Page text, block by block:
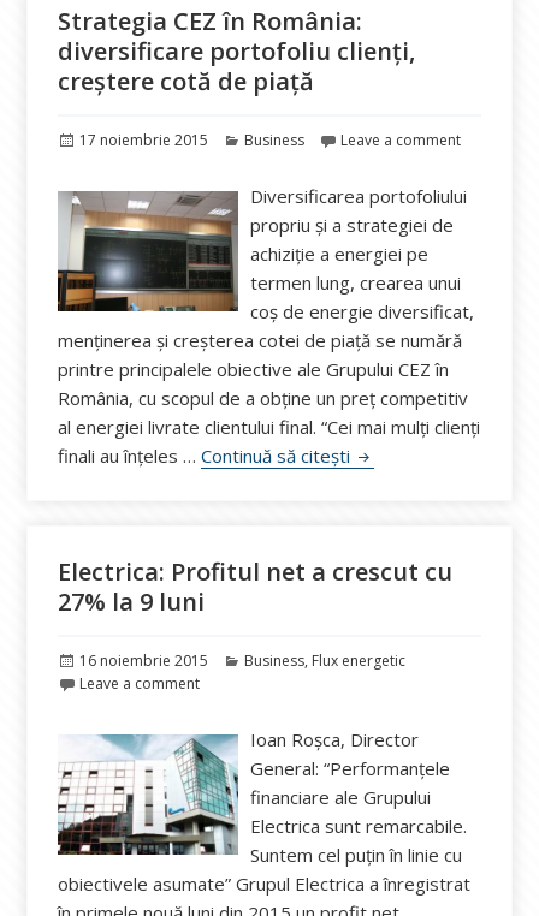
Strategia CEZ în România:
diversificare portofoliu clienți,
creștere cotă de piață
Publicat
17 noiembrie 2015 Categorii
Business Leave a comment
Diversificarea portofoliului
propriu și a strategiei de
achiziție a energiei pe
termen lung, crearea unui
coș de energie diversificat,
menținerea și creșterea cotei de piață se numără
printre principalele obiective ale Grupului CEZ în
România, cu scopul de a obține un preț competitiv
al energiei livrate clientului final. “Cei mai mulți clienți
finali au înțeles …Continuă să citești Strategia CEZ în
Electrica: Profitul net a crescut cu
27% la 9 luni
Publicat
pe
16 noiembrie 2015 Categorii
Business, Flux energetic
Leave a comment
Ioan Roșca, Director
General: “Performanțele
financiare ale Grupului
Electrica sunt remarcabile.
Suntem cel puțin în linie cu
obiectivele asumate” Grupul Electrica a înregistrat